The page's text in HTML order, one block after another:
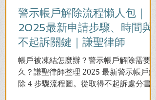
警示帳戶解除流程懶人包｜
2025最新申請步驟、時間與
不起訴關鍵｜謙聖律師
帳戶被凍結怎麼辦？警示帳戶解除需要多
久？謙聖律師整理 2025 最新警示帳戶解
除 4 步驟流程圖。從取得不起訴處分書到